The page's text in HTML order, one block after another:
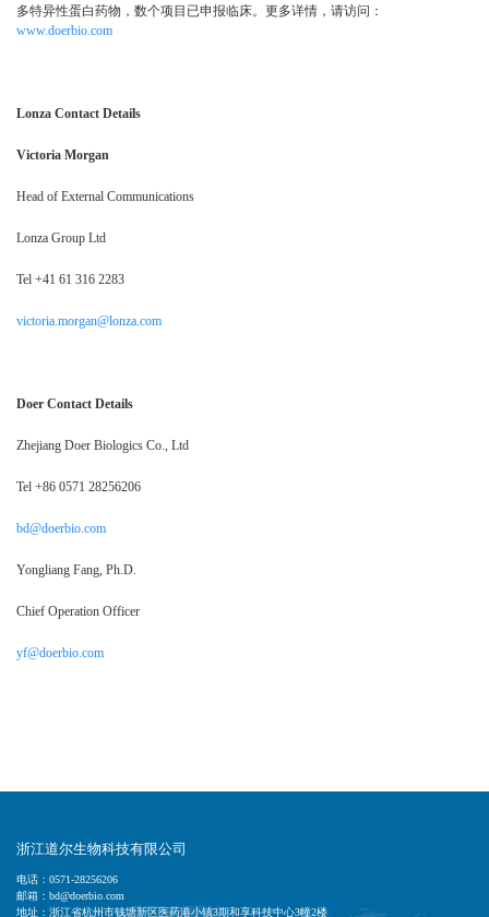
多特异性蛋白药物，数个项目已申报临床。更多详情，请访问：
www.doerbio.com
Lonza Contact Details
Victoria Morgan
Head of External Communications
Lonza Group Ltd
Tel +41 61 316 2283
victoria.morgan@lonza.com
Doer Contact Details
Zhejiang Doer Biologics Co., Ltd
Tel +86 0571 28256206
bd@doerbio.com
Yongliang Fang, Ph.D.
Chief Operation Officer
yf@doerbio.com
浙江道尔生物科技有限公司
电话：0571-28256206
邮箱：bd@doerbio.com
地址：浙江省杭州市钱塘新区医药港小镇3期和享科技中心3幢2楼